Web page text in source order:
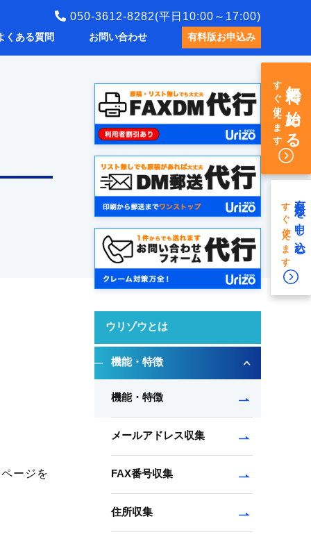
050-3612-8282(平日10:00～17:00)
くある質問 お問い合わせ 有料版お申込み
ージを
ウリゾウとは
機能・特徴
機能・特徴
メールアドレス収集
FAX番号収集
住所収集
すぐ使えます無料で始める
すぐ使えます有料版を申し込む